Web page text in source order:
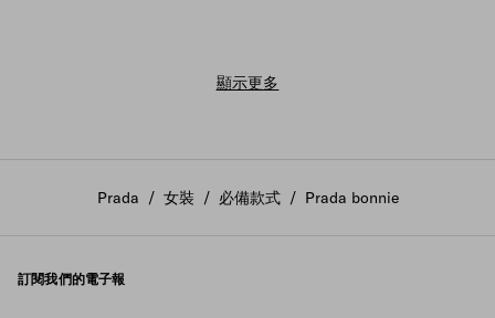
顯示更多
Prada / 女裝 / 必備款式 / Prada bonnie
訂閱我們的電子報